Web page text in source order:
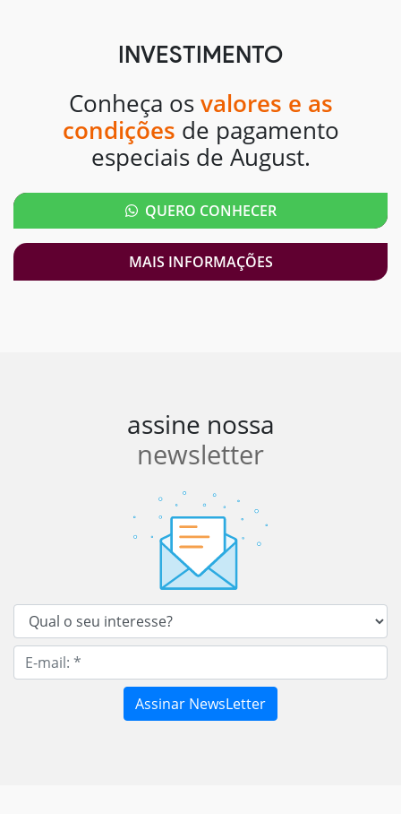
INVESTIMENTO
Conheça os valores e as
condições de pagamento
especiais de August.
QUERO CONHECER
MAIS INFORMAÇÕES
assine nossa
newsletter